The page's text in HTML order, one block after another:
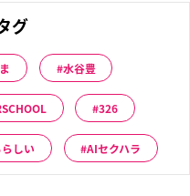
グ
水谷豊
326
しい AIセクハラ